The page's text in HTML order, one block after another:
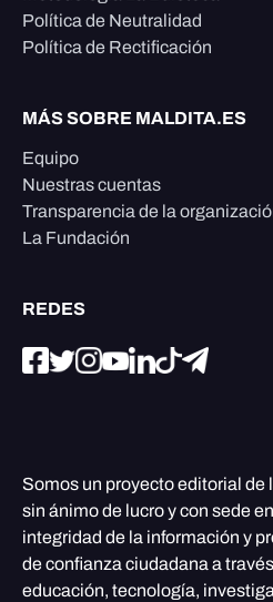
Política de Neutralidad
Política de Rectificación
MÁS SOBRE MALDITA.ES
Equipo
Nuestras cuentas
Transparencia de la
La Fundación
REDES
Somos un proyecto editorial de
sin ánimo de lucro y con sede
integridad de la información y
de confianza ciudadana a
educación, tecnología,